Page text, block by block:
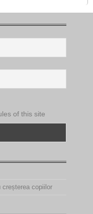
of this site
creșterea copiilor